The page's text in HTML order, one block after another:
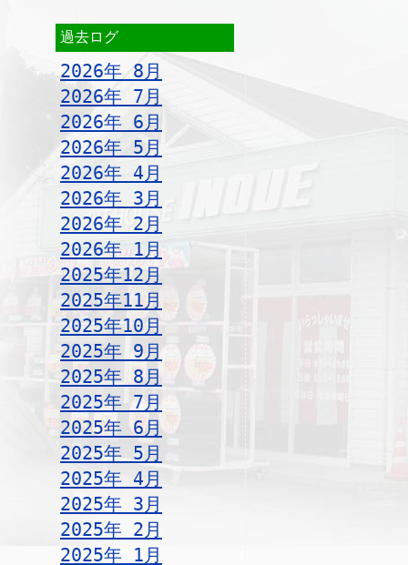
過去ログ
2026年 8月
2026年 7月
2026年 6月
2026年 5月
2026年 4月
2026年 3月
2026年 2月
2026年 1月
2025年12月
2025年11月
2025年10月
2025年 9月
2025年 8月
2025年 7月
2025年 6月
2025年 5月
2025年 4月
2025年 3月
2025年 2月
2025年 1月